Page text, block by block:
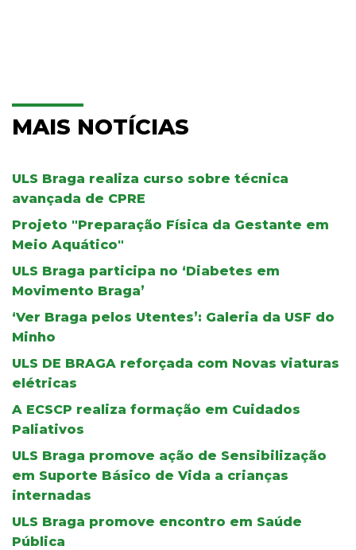
MAIS NOTÍCIAS
ULS Braga realiza curso sobre técnica
avançada de CPRE
Projeto "Preparação Física da Gestante em
Meio Aquático"
ULS Braga participa no ‘Diabetes em
Movimento Braga’
‘Ver Braga pelos Utentes’: Galeria da USF do
Minho
ULS DE BRAGA reforçada com Novas viaturas
elétricas
A ECSCP realiza formação em Cuidados
Paliativos
ULS Braga promove ação de Sensibilização
em Suporte Básico de Vida a crianças
internadas
ULS Braga promove encontro em Saúde
Pública